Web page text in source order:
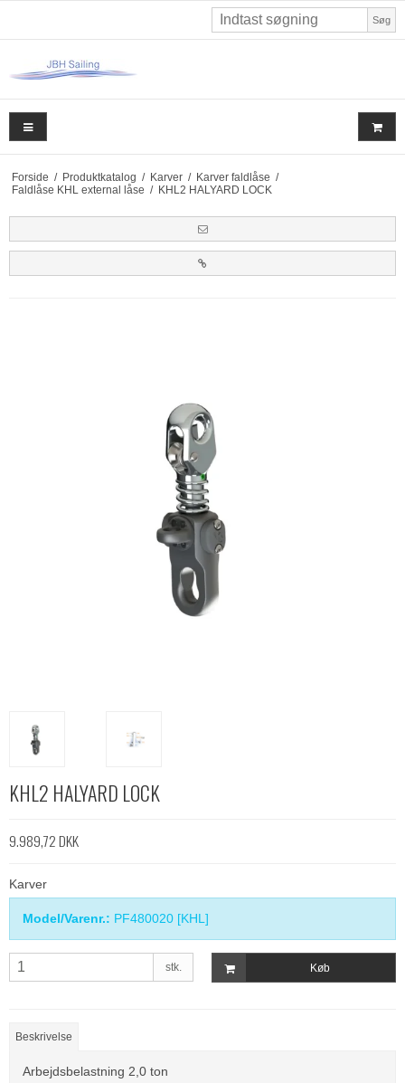
Søg
Forside / Produktkatalog / Karver / Karver faldlåse /
Faldlåse KHL external låse / KHL2 HALYARD LOCK
KHL2 HALYARD LOCK
9.989,72 DKK
Karver
Model/Varenr.: PF480020 [KHL]
stk. Køb
Beskrivelse
Arbejdsbelastning 2,0 ton